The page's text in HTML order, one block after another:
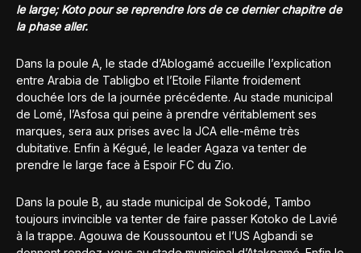
le large; Koto pour se reprendre lors de ce dernier chapitre de
la phase aller.
Dans la poule A, le stade d’Ablogamé accueille l’explication
entre Arabia de Tabligbo et l’Etoile Filante froidement
douchée lors de la journée précédente. Au stade municipal
de Lomé, l’Asfosa qui peine à prendre véritablement ses
marques, sera aux prises avec la JCA elle-même très
dubitative. Enfin à Kégué, le leader Agaza va tenter de
prendre le large face à Espoir FC du Zio.
Dans la poule B, au stade municipal de Sokodé, Tambo
toujours invincible va tenter de faire passer Kotoko de Lavié
à la trappe. Agouwa de Koussountou et l’US Agbandi se